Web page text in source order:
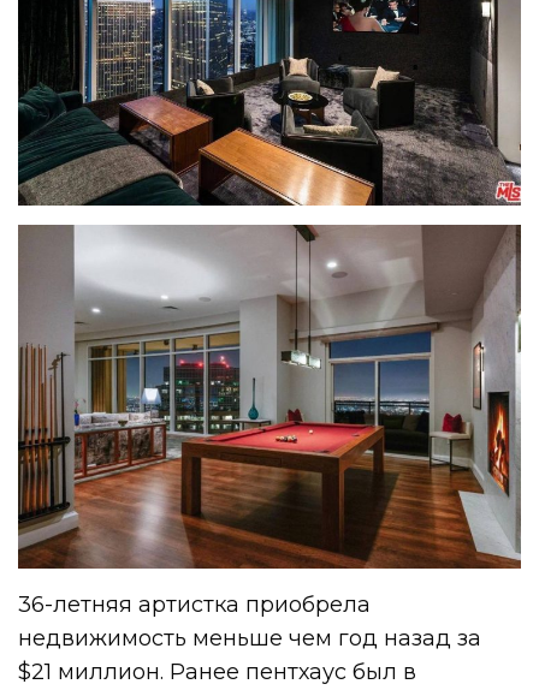
36-летняя артистка приобрела
недвижимость меньше чем год назад за
$21 миллион. Ранее пентхаус был в